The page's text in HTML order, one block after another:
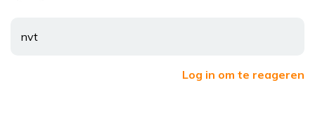
nvt
Log in om te reageren